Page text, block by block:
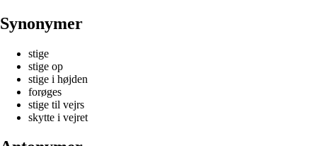
Synonymer
stige
stige op
stige i højden
forøges
stige til vejrs
skytte i vejret